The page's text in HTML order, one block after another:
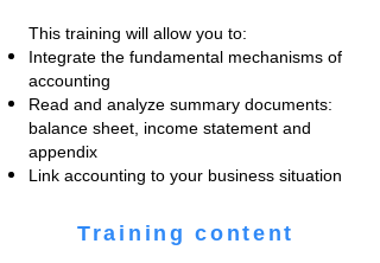
This training will allow you to:
Integrate the fundamental mechanisms of
accounting
Read and analyze summary documents:
balance sheet, income statement and
appendix
Link accounting to your business situation
Training content